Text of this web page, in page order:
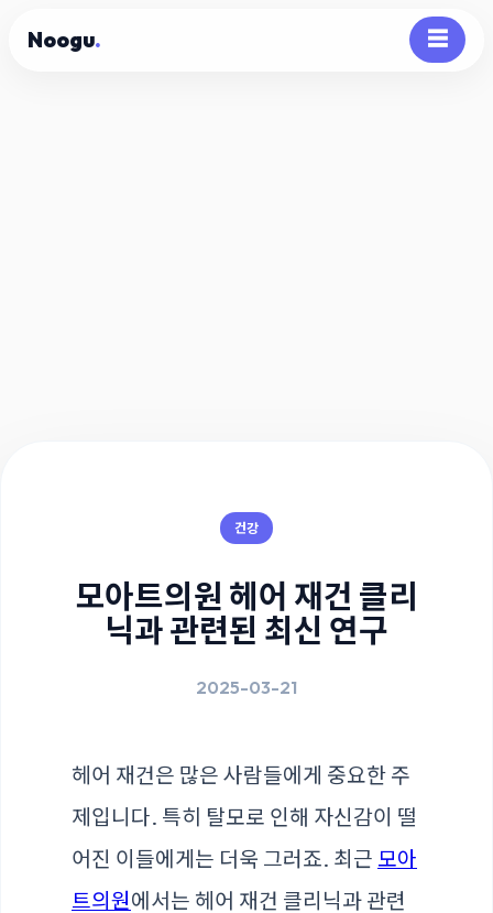
Noogu. ☰
건강
모아트의원 헤어 재건 클리
닉과 관련된 최신 연구
2025-03-21
헤어 재건은 많은 사람들에게 중요한 주
제입니다. 특히 탈모로 인해 자신감이 떨
어진 이들에게는 더욱 그러죠. 최근 모아
트의원에서는 헤어 재건 클리닉과 관련